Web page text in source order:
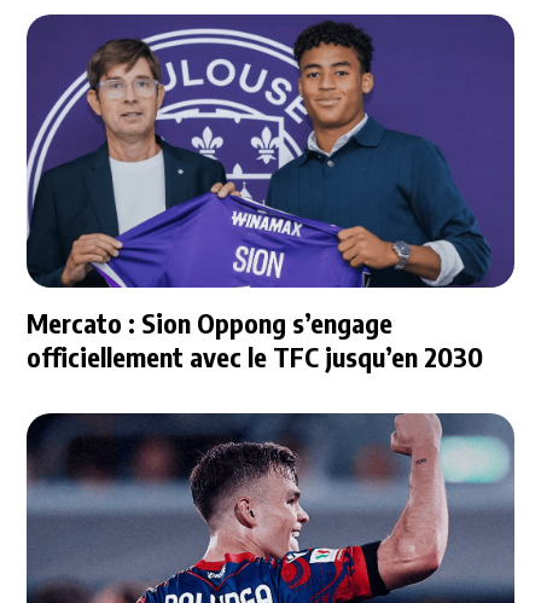
Mercato : Sion Oppong s’engage
officiellement avec le TFC jusqu’en 2030